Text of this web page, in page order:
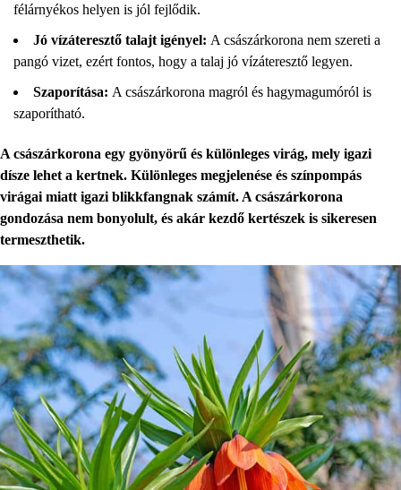
félárnyékos helyen is jól fejlődik.
Jó vízáteresztő talajt igényel: A császárkorona nem szereti a
pangó vizet, ezért fontos, hogy a talaj jó vízáteresztő legyen.
Szaporítása: A császárkorona magról és hagymagumóról is
szaporítható.
A császárkorona egy gyönyörű és különleges virág, mely igazi
dísze lehet a kertnek. Különleges megjelenése és színpompás
virágai miatt igazi blikkfangnak számít. A császárkorona
gondozása nem bonyolult, és akár kezdő kertészek is sikeresen
termeszthetik.